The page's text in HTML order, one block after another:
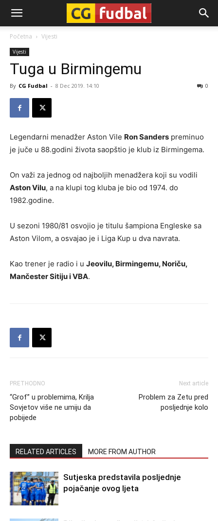
CG-
Fudbal
Početna Vijesti
Vijesti
Tuga u Birmingemu
By CG Fudbal - 8 Dec 2019. 14:10 0
Legendarni menadžer Aston Vile Ron Sanders preminuo
je juče u 88.godini života saopštio je klub iz Birmingema.
On važi za jednog od najboljih menadžera koji su vodili
Aston Vilu, a na klupi tog kluba je bio od 1974. do
1982.godine.
U sezoni 1980/81 osvojio je titulu šampiona Engleske sa
Aston Vilom, a osvajao je i Liga Kup u dva navrata.
Kao trener je radio i u Jeovilu, Birmingemu, Noriču,
Mančester Sitiju i VBA.
PRETHODNO
“Grof” u problemima, Krilja
Sovjetov više ne umiju da
pobijede
Next article
Problem za Zetu pred
posljednje kolo
RELATED ARTICLES MORE FROM AUTHOR
Sutjeska predstavila posljednje
pojačanje ovog ljeta